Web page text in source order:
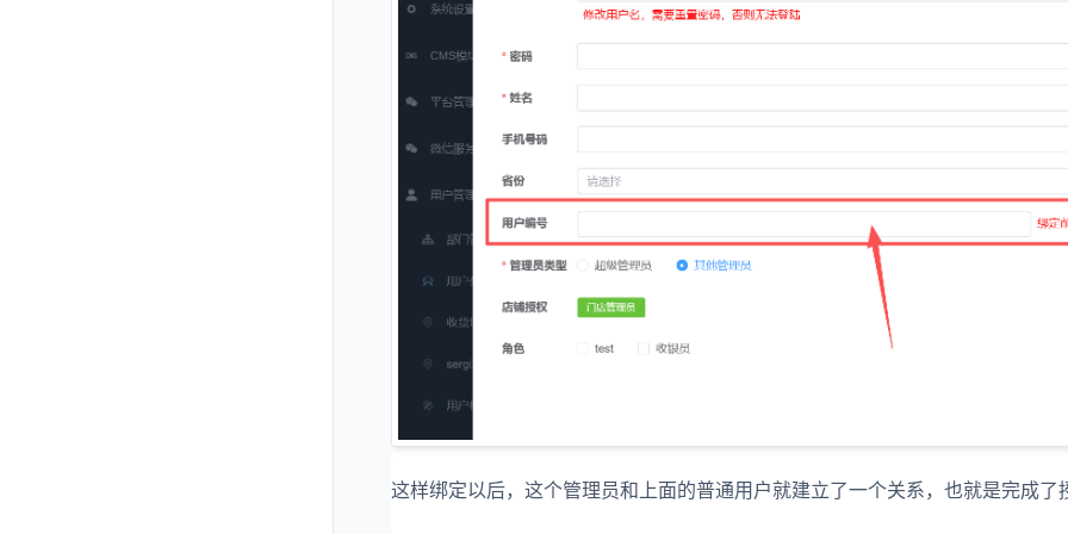
这样绑定以后，这个管理员和上面的普通用户就建立了一个关系，也就是完成了